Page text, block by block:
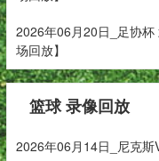
2026年06月20日_足协
场回放】
篮球 录像回放
2026年06月14日_尼克斯